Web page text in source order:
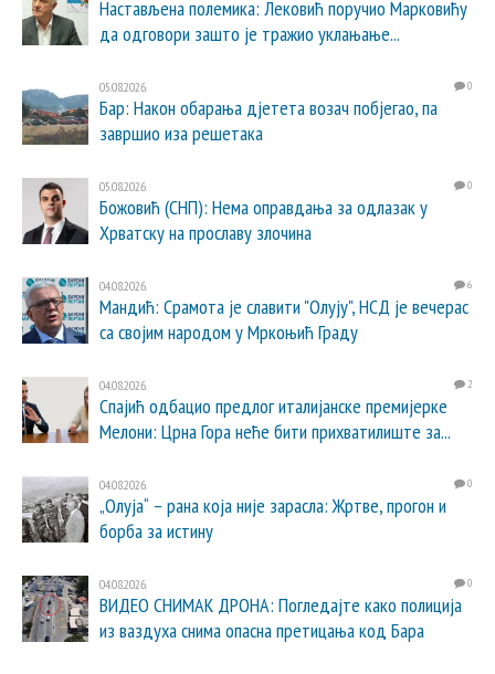
Настављена полемика: Лековић поручио Марковићу
да одговори зашто је тражио уклањање...
05.08.2026. 0
Бар: Након обарања дјетета возач побјегао, па
завршио иза решетака
05.08.2026. 0
Божовић (СНП): Нема оправдања за одлазак у
Хрватску на прославу злочина
04.08.2026. 6
Мандић: Срамота је славити "Олују", НСД је вечерас
са својим народом у Мркоњић Граду
04.08.2026. 2
Спајић одбацио предлог италијанске премијерке
Мелони: Црна Гора неће бити прихватилиште за...
04.08.2026. 0
„Олуја“ – рана која није зарасла: Жртве, прогон и
борба за истину
04.08.2026. 0
ВИДЕО СНИМАК ДРОНА: Погледајте како полиција
из ваздуха снима опасна претицања код Бара